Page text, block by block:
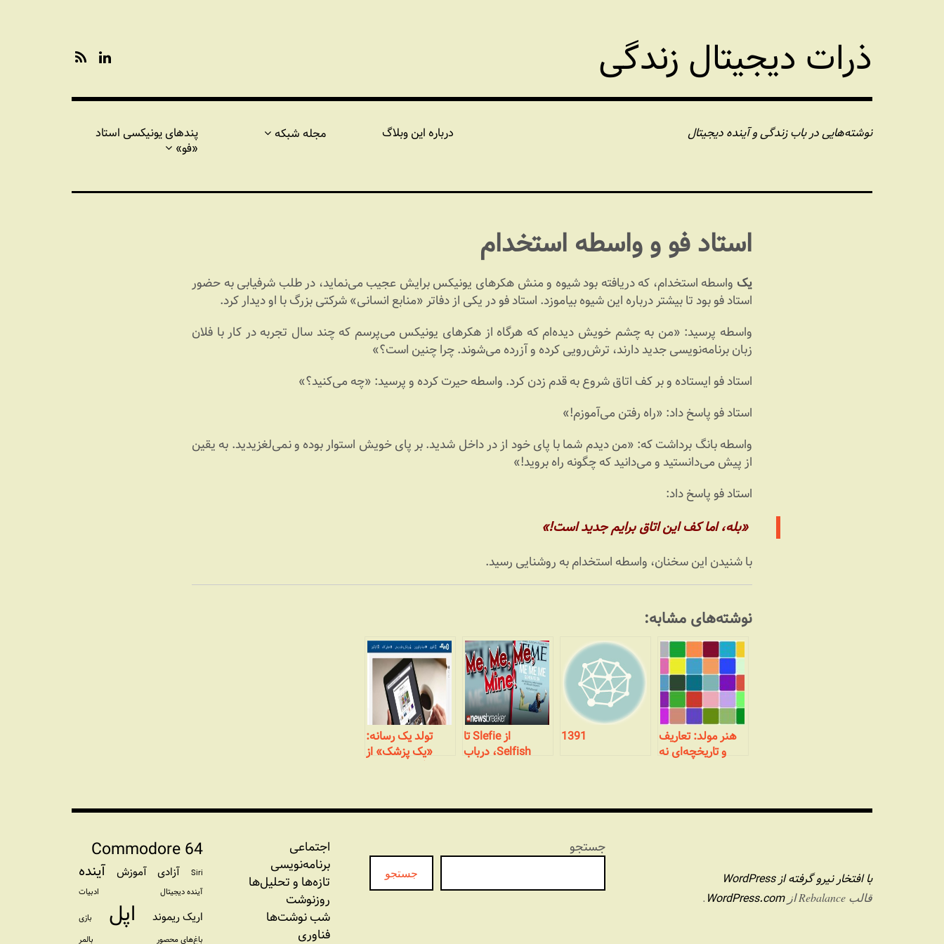
ذرات دیجیتال زندگی
k
d
I نوشته‌هایی در باب زندگی و آینده دیجیتال درباره این وبلاگ مجله شبکه
پندهای یونیکسی استاد
«فو»
استاد فو و واسطه استخدام
یک واسطه استخدام، که دریافته بود شیوه و منش هکرهای یونیکس برایش عجیب می‌نماید، در طلب شرفیابی به حضور
استاد فو بود تا بیشتر درباره این شیوه بیاموزد. استاد فو در یکی از دفاتر «منابع انسانی» شرکتی بزرگ با او دیدار کرد.
واسطه پرسید: «من به چشم خویش دیده‌ام که هرگاه از هکرهای یونیکس می‌پرسم که چند سال تجربه در کار با فلان
زبان برنامه‌نویسی جدید دارند، ترش‌رویی کرده و آزرده می‌شوند. چرا چنین است؟»
استاد فو ایستاده و بر کف اتاق شروع به قدم زدن کرد. واسطه حیرت کرده و پرسید: «چه می‌کنید؟»
استاد فو پاسخ داد: «راه رفتن می‌آموزم!»
واسطه بانگ برداشت که: «من دیدم شما با پای خود از در داخل شدید. بر پای خویش استوار بوده و نمی‌لغزیدید. به یقین
از پیش می‌دانستید و می‌دانید که چگونه راه بروید!»
استاد فو پاسخ داد:
«بله، اما کف این اتاق برایم جدید است!»
با شنیدن این سخنان، واسطه استخدام به روشنایی رسید.
نوشته‌های مشابه:
هنر مولد: تعاریف
و تاریخچه‌ای نه
1391 از Slefie تا
Selfish، درباب
تولد یک رسانه:
«یک پزشک» از
وبلاگ تا رسانه‌ای
جستجو
جستجو
اجتماعی
برنامه‏‌نویسی
تازه‌‌ها و تحلیل‌ها
روزنوشت
شب نوشت‌ها
فناوری
Commodore 64
Siri آزادی آموزش آینده
آینده دیجیتال ادبیات
اریک ریموند اپل
بازی
باغ‌های محصور
بالمر
با افتخار نیرو گرفته از WordPress
قالب Rebalance از WordPress.com
.